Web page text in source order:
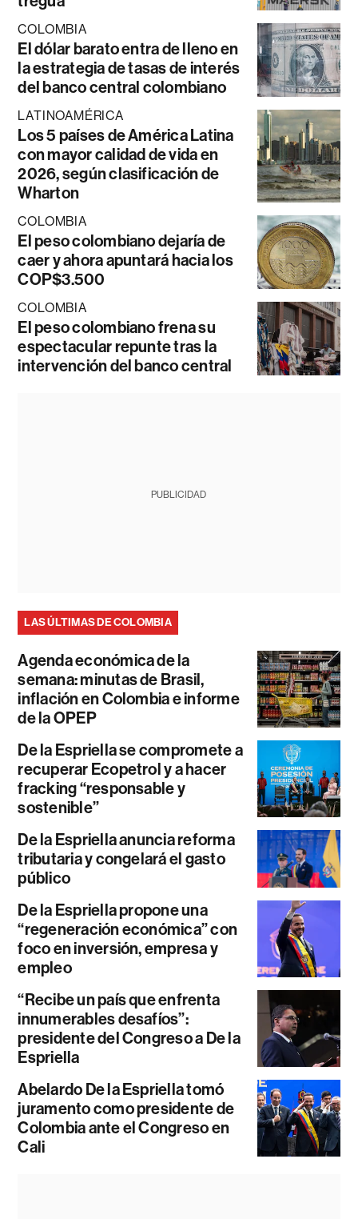
COLOMBIA
El dólar barato entra de lleno en
la estrategia de tasas de interés
del banco central colombiano
LATINOAMÉRICA
Los 5 países de América Latina
con mayor calidad de vida en
2026, según clasificación de
Wharton
COLOMBIA
El peso colombiano dejaría de
caer y ahora apuntará hacia los
COP$3.500
COLOMBIA
El peso colombiano frena su
espectacular repunte tras la
intervención del banco central
PUBLICIDAD
LAS ÚLTIMAS DE COLOMBIA
Agenda económica de la
semana: minutas de Brasil,
inflación en Colombia e informe
de la OPEP
De la Espriella se compromete a
recuperar Ecopetrol y a hacer
fracking “responsable y
sostenible”
De la Espriella anuncia reforma
tributaria y congelará el gasto
público
De la Espriella propone una
“regeneración económica” con
foco en inversión, empresa y
empleo
“Recibe un país que enfrenta
innumerables desafíos”:
presidente del Congreso a De la
Espriella
Abelardo De la Espriella tomó
juramento como presidente de
Colombia ante el Congreso en
Cali